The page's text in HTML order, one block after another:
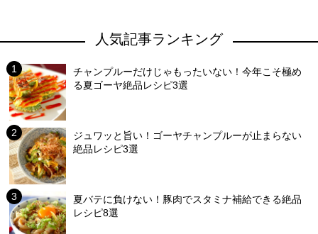
人気記事ランキング
チャンプルーだけじゃもったいない！今年こそ極め
る夏ゴーヤ絶品レシピ3選
ジュワッと旨い！ゴーヤチャンプルーが止まらない
絶品レシピ3選
夏バテに負けない！豚肉でスタミナ補給できる絶品
レシピ8選